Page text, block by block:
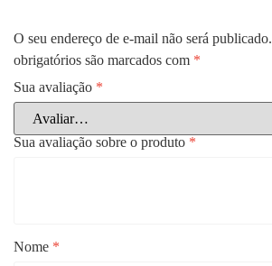
O seu endereço de e-mail não será publicado.
obrigatórios são marcados com *
Sua avaliação *
Sua avaliação sobre o produto *
Nome *